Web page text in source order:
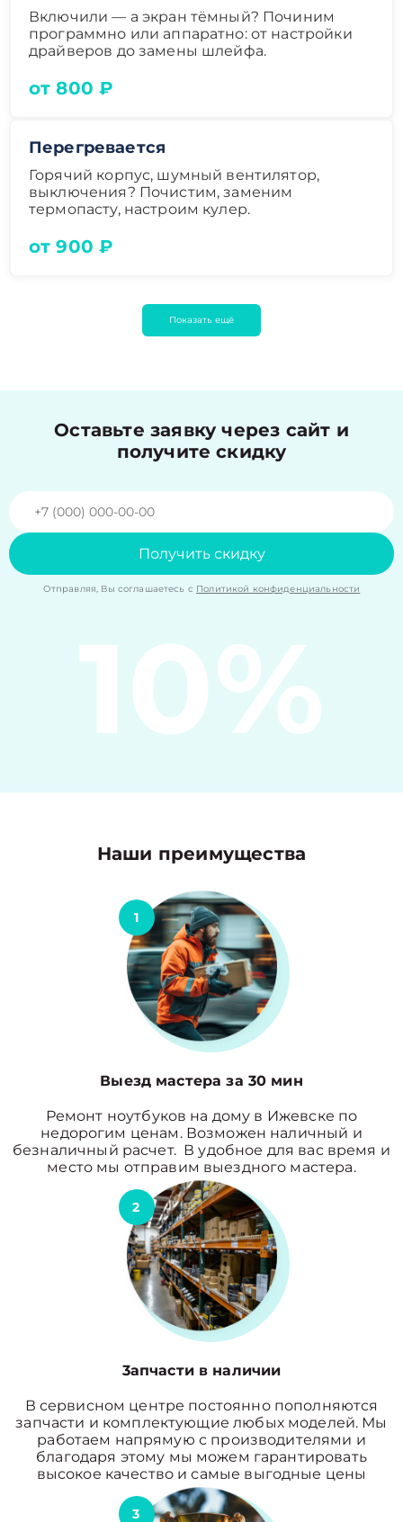
Включили — а экран тёмный? Починим
программно или аппаратно: от настройки
драйверов до замены шлейфа.
от 800 ₽
Перегревается
Горячий корпус, шумный вентилятор,
выключения? Почистим, заменим
термопасту, настроим кулер.
от 900 ₽
Показать ещё
Оставьте заявку через сайт и
получите скидку
Получить скидку
Отправляя, Вы соглашаетесь с Политикой конфиденциальности
10%
Наши преимущества
1
Выезд мастера за 30 мин
Ремонт ноутбуков на дому в Ижевске по
недорогим ценам. Возможен наличный и
безналичный расчет. В удобное для вас время и
место мы отправим выездного мастера.
2
3апчасти в наличии
В сервисном центре постоянно пополняются
запчасти и комплектующие любых моделей. Мы
работаем напрямую с производителями и
благодаря этому мы можем гарантировать
высокое качество и самые выгодные цены
3